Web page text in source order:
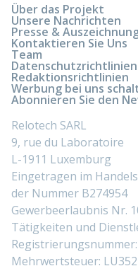
Über das Projekt
Unsere Nachrichten
Presse &
Kontaktieren Sie Uns
Team
Datenschutzrichtlinien
Redaktionsrichtlinien
Werbung bei uns
Abonnieren Sie den
Relotech SARL
9, rue du Laboratoire
L-1911 Luxemburg
Eingetragen im
der Nummer B274954
Gewerbeerlaubnis Nr.
Tätigkeiten und
Mehrwertsteuer: